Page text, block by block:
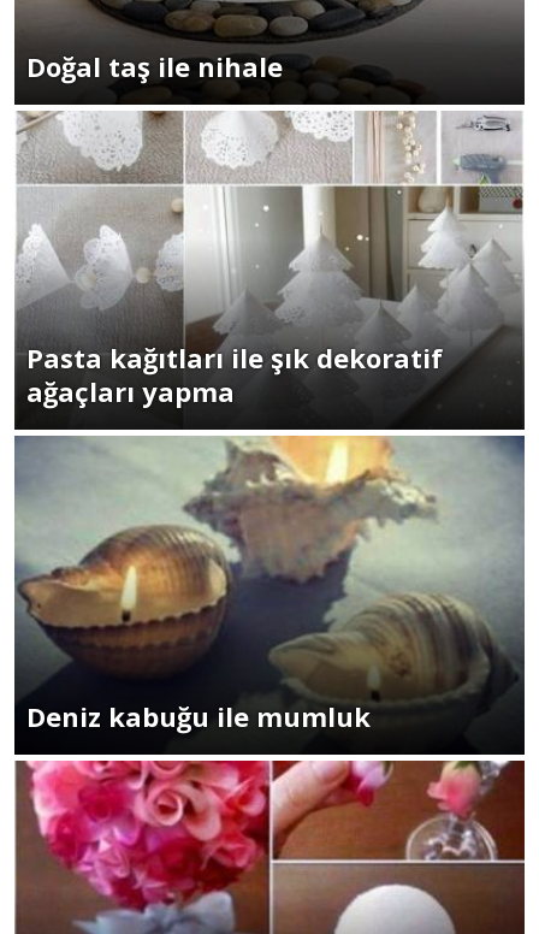
Doğal taş ile nihale
Pasta kağıtları ile şık dekoratif
ağaçları yapma
Deniz kabuğu ile mumluk